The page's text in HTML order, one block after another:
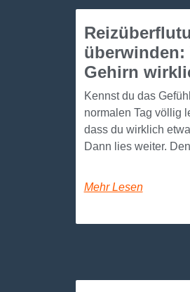
überwinden:
Gehirn
Kennst du das
normalen Tag völlig
dass du wirklich
Dann lies weiter.
Mehr Lesen